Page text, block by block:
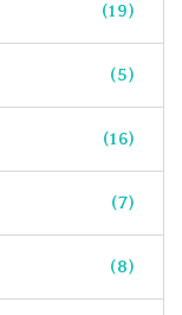
(19)
(5)
(16)
(7)
(8)